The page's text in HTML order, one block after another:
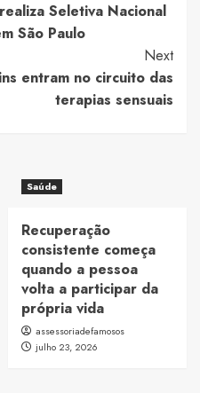
Seletiva Nacional
São Paulo
Next
entram no circuito das
terapias sensuais
Saúde
Recuperação
consistente começa
quando a pessoa
volta a participar da
própria vida
assessoriadefamosos
julho 23, 2026